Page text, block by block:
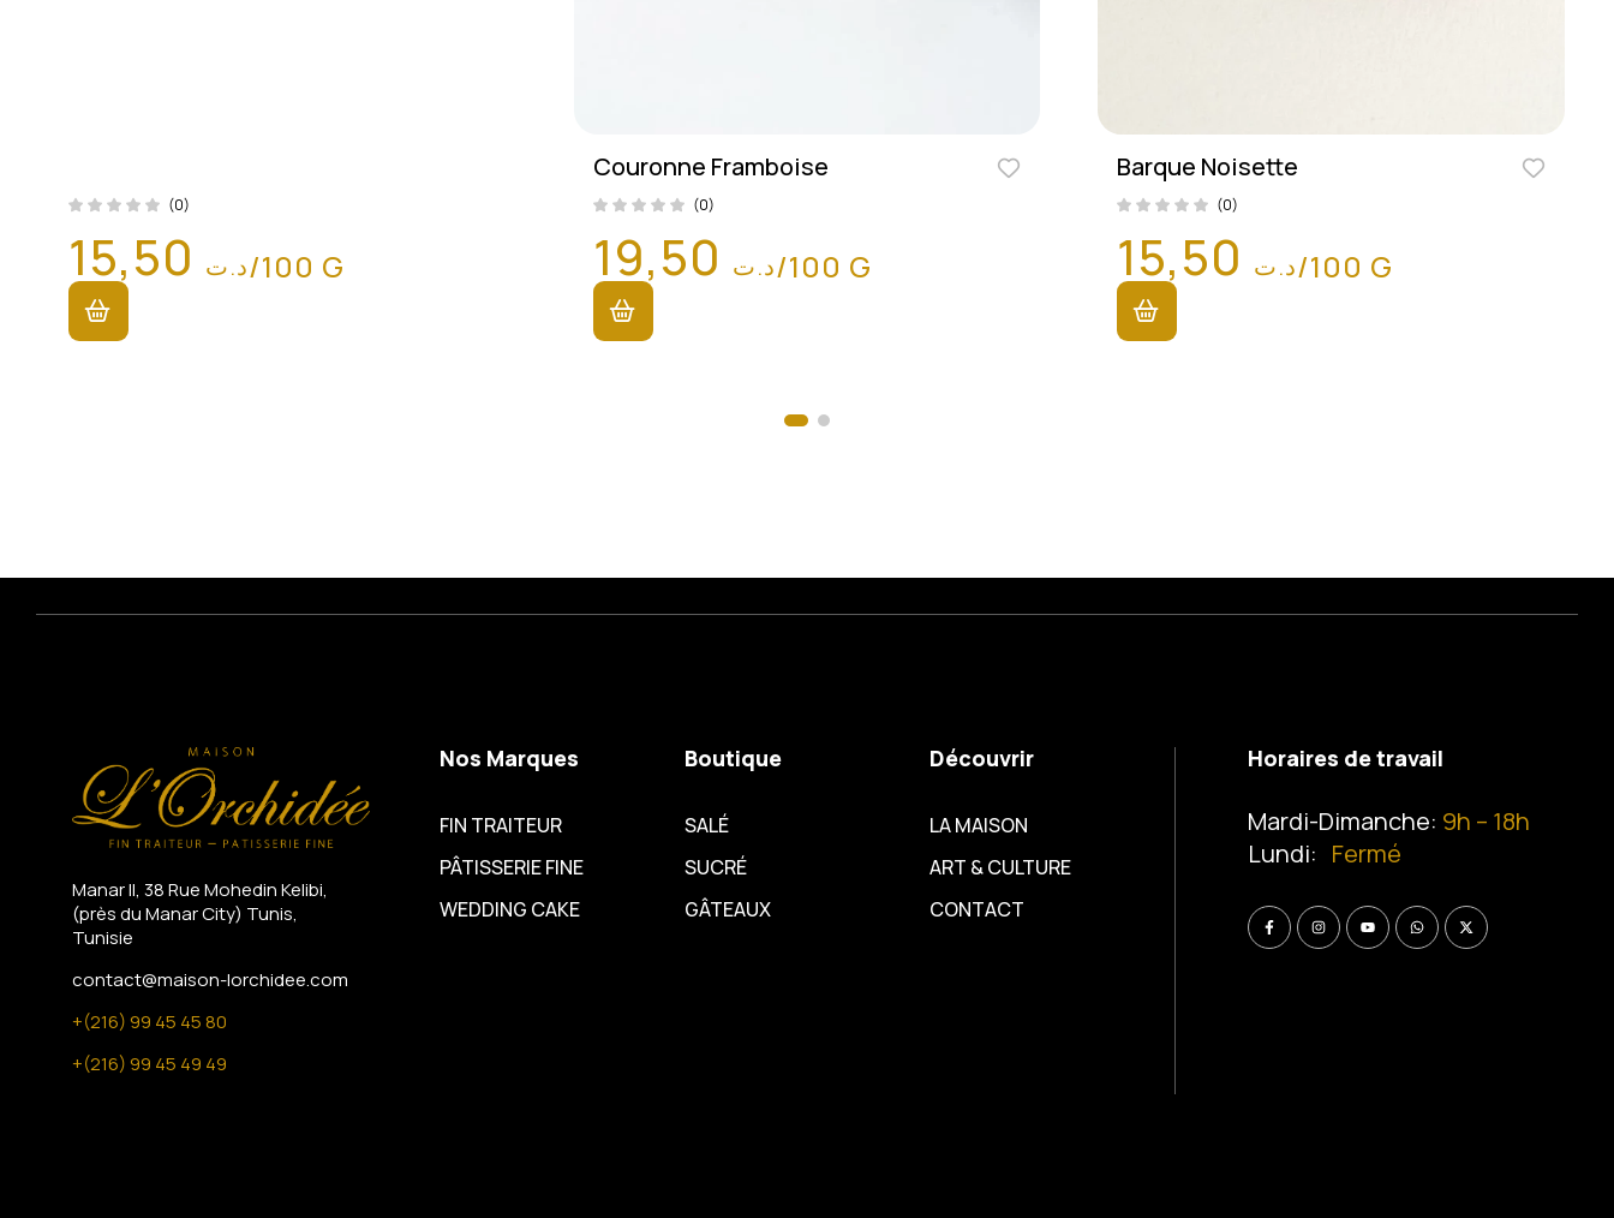
(0)
د.ت/100 G
Couronne Framboise
(0)
د.ت/100 G
Barque Noisette
(0)
د.ت/100 G
Manar II, 38 Rue Mohedin Kelibi,
(près du Manar City) Tunis,
Tunisie
contact@maison-lorchidee.com
+(216) 99 45 45 80
+(216) 99 45 49 49
Nos Marques
FIN TRAITEUR
PÂTISSERIE FINE
WEDDING CAKE
Boutique
SALÉ
SUCRÉ
GÂTEAUX
Découvrir
LA MAISON
ART & CULTURE
CONTACT
Horaires de travail
Mardi-Dimanche: 9h – 18h
Lundi: Fermé